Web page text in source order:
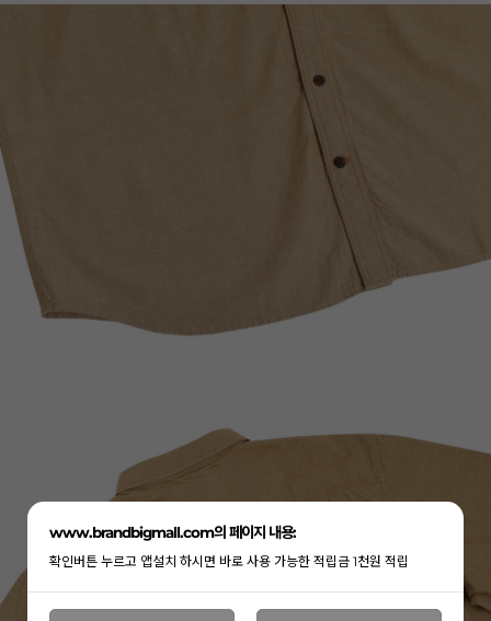
www.brandbigmall.com의 페이지 내용:
확인버튼 누르고 앱설치 하시면 바로 사용 가능한 적립금 1천원 적립